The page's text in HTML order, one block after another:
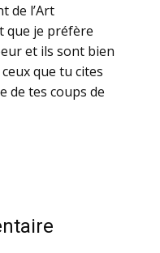
de l’Art
que je préfère
et ils sont bien
que tu cites
de tes coups de